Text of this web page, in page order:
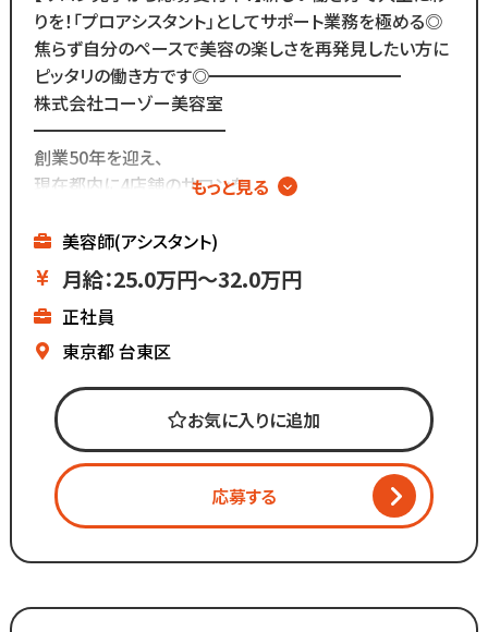
￣￣￣￣￣￣￣￣￣￣￣￣￣
スタッフの技術紹介や職場の雰囲気、
撮影イベント・研修会の様子など、
リアルな職場環境をご覧いただけます☆
応募前に一度ご覧ください♪
Instagram ▷「@kozo.recruit」
Tiktok ▷「＠kozo_recruit」
で検索してください！
りを！「プロアシスタント」としてサポート業務を極める◎
焦らず自分のペースで美容の楽しさを再発見したい方に
ピッタリの働き方です◎━━━━━━━━━━━
株式会社コーゾー美容室
━━━━━━━━━━━
創業50年を迎え、
現在都内に4店舗のサロンを
マーケティング会社出身の
2代目社長により
新しい集客方法や
時代に合わせた働き方へ
「いいものは残し、
時代に合わないものは変えていく」
スタッフが長く勤められることを
今後もより働きやすい環境へ
もっと見る
美容師(アシスタント)
月給：25.0万円～32.0万円
正社員
東京都台東区
お気に入りに追加
応募する